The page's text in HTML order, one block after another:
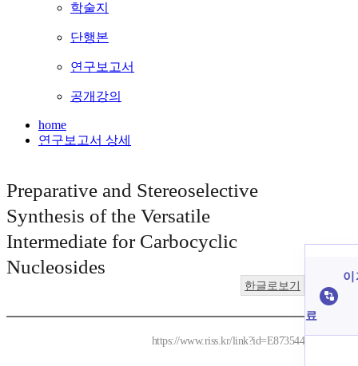
학술지
단행본
연구보고서
공개강의
home
연구보고서 상세
Preparative and Stereoselective
Synthesis of the Versatile
Intermediate for Carbocyclic
Nucleosides
한글로보기
https://www.riss.kr/link?id=E873544
이
료